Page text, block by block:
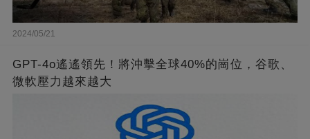
2024/05/21
GPT-4o遙遙領先！將沖擊全球40%的崗位，谷歌、
微軟壓力越來越大